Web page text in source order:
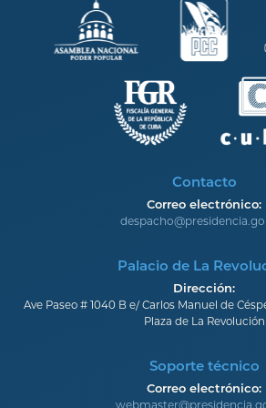
Contacto
Correo electrónico:
Palacio de La
Dirección:
Ave Paseo # 1040 B e/ Carlos Manuel de
Plaza de La Revolución
Soporte técnico
Correo electrónico: